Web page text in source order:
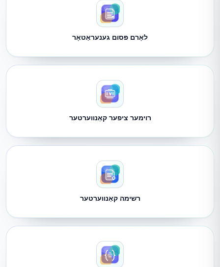
לאָרם פּסום גענעראַטאָר
רוימער ציפער קאַנווערטער
רשימה קאַנווערטער